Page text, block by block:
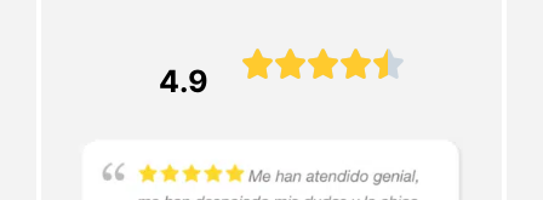
4.9 